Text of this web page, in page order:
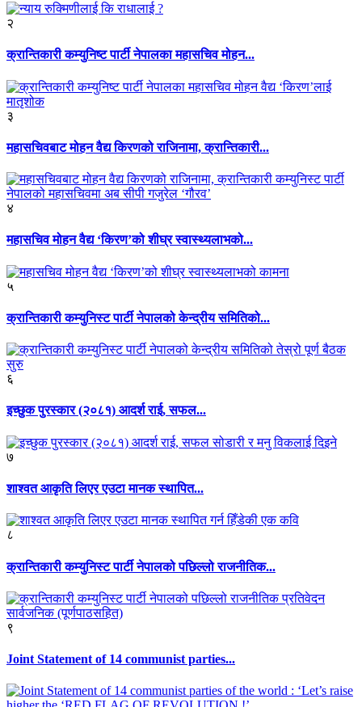
२
क्रान्तिकारी कम्युनिष्ट पार्टी नेपालका महासचिव मोहन...
३
महासचिवबाट मोहन वैद्य किरणको राजिनामा, क्रान्तिकारी...
४
महासचिव मोहन वैद्य ‘किरण’को शीघ्र स्वास्थ्यलाभको...
५
क्रान्तिकारी कम्युनिस्ट पार्टी नेपालको केन्द्रीय समितिको...
६
इच्छुक पुरस्कार (२०८१) आदर्श राई, सफल...
७
शाश्वत आकृति लिएर एउटा मानक स्थापित...
८
क्रान्तिकारी कम्युनिस्ट पार्टी नेपालको पछिल्लो राजनीतिक...
९
Joint Statement of 14 communist parties...